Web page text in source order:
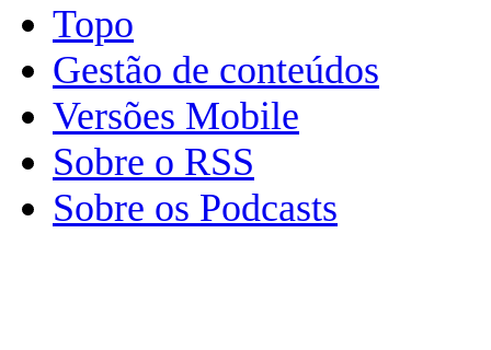
Topo
Gestão de conteúdos
Versões Mobile
Sobre o RSS
Sobre os Podcasts